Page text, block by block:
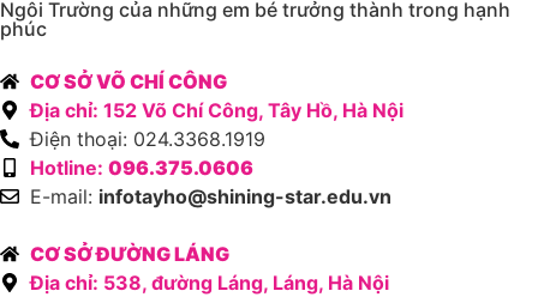
Ngôi Trường của những em bé trưởng thành trong hạnh
phúc
CƠ SỞ VÕ CHÍ CÔNG
Địa chỉ: 152 Võ Chí Công, Tây Hồ, Hà Nội
Điện thoại: 024.3368.1919
Hotline: 096.375.0606
E-mail: infotayho@shining-star.edu.vn
CƠ SỞ ĐƯỜNG LÁNG
Địa chỉ: 538, đường Láng, Láng, Hà Nội